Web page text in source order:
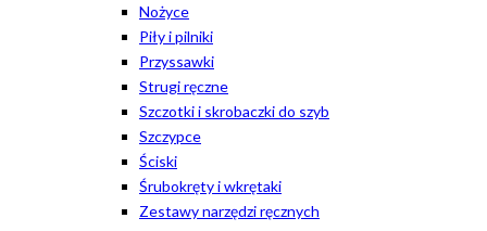
Nożyce
Piły i pilniki
Przyssawki
Strugi ręczne
Szczotki i skrobaczki do szyb
Szczypce
Ściski
Śrubokręty i wkrętaki
Zestawy narzędzi ręcznych